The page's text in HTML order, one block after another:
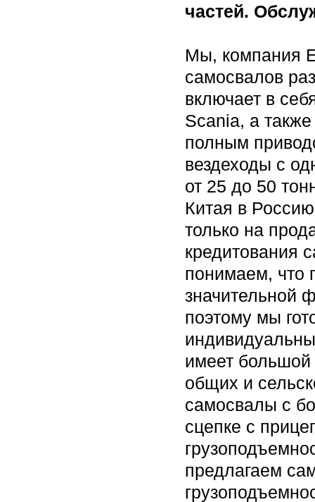
частей.
Мы, компания
самосвалов
включает в
Scania, а
полным
вездеходы с
от 25 до 50
Китая в
только на
кредитования
понимаем, что
значительной
поэтому мы
имеет
общих и
самосвалы с
сцепке с
предлагаем